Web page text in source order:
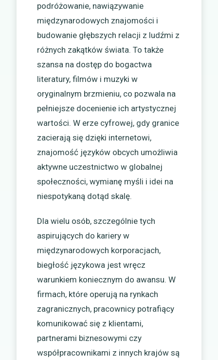
podróżowanie, nawiązywanie
międzynarodowych znajomości i
budowanie głębszych relacji z ludźmi z
różnych zakątków świata. To także
szansa na dostęp do bogactwa
literatury, filmów i muzyki w
oryginalnym brzmieniu, co pozwala na
pełniejsze docenienie ich artystycznej
wartości. W erze cyfrowej, gdy granice
zacierają się dzięki internetowi,
znajomość języków obcych umożliwia
aktywne uczestnictwo w globalnej
społeczności, wymianę myśli i idei na
niespotykaną dotąd skalę.
Dla wielu osób, szczególnie tych
aspirujących do kariery w
międzynarodowych korporacjach,
biegłość językowa jest wręcz
warunkiem koniecznym do awansu. W
firmach, które operują na rynkach
zagranicznych, pracownicy potrafiący
komunikować się z klientami,
partnerami biznesowymi czy
współpracownikami z innych krajów są